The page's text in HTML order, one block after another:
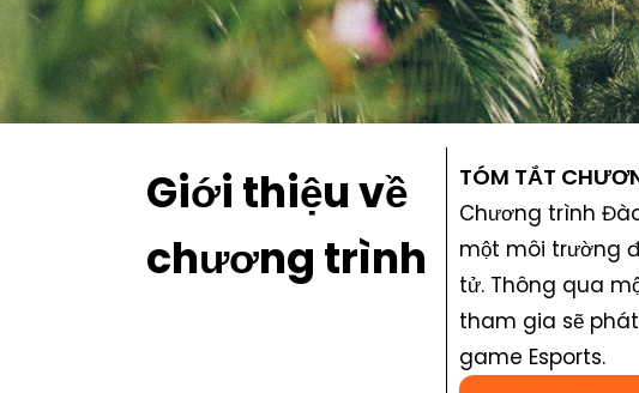
Giới thiệu về
chương trình
TÓM TẮT
Chương trình
một môi trường
tử. Thông qua
tham gia sẽ
game Esports.